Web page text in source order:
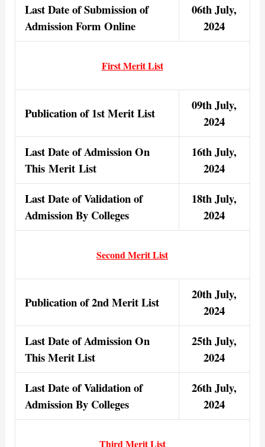
Last Date of Submission of
Admission Form Online
06th July,
2024
First Merit List
Publication of 1st Merit List
09th July,
2024
Last Date of Admission On
This MeritList
16th July,
2024
Last Date of Validation of
Admission By Colleges
18th July,
2024
Second Merit List
Publication of 2nd Merit List
20th July,
2024
Last Date of Admission On
This Merit List
25th July,
2024
Last Date of Validation of
Admission By Colleges
26th July,
2024
Third Merit List